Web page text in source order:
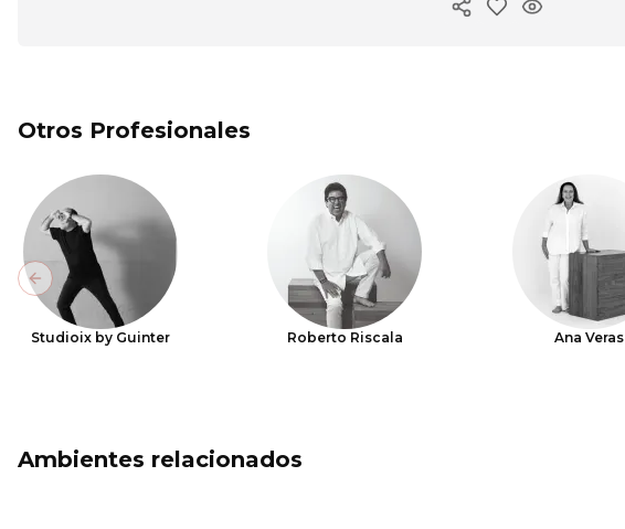
Copiar enlace
Otros Profesionales
Studioix by Guinter Roberto Riscala Ana Veras
Previous slide
Ambientes relacionados